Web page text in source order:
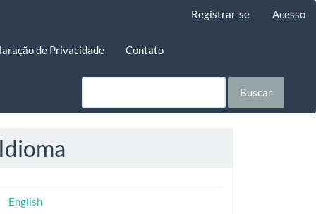
Registrar-se Acesso
de Privacidade Contato
Buscar
Idioma
English